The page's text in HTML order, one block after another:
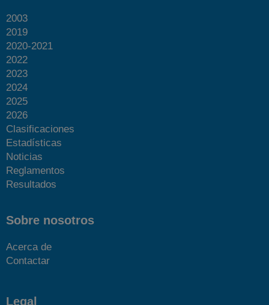
2003
2019
2020-2021
2022
2023
2024
2025
2026
Clasificaciones
Estadísticas
Noticias
Reglamentos
Resultados
Sobre nosotros
Acerca de
Contactar
Legal